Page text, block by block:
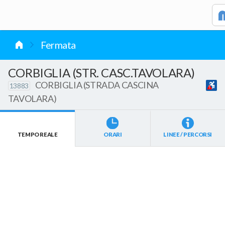
Fermata
CORBIGLIA (STR. CASC.TAVOLARA)
13883
CORBIGLIA (STRADA CASCINA
TAVOLARA)
TEMPO REALE ORARI LINEE / PERCORSI